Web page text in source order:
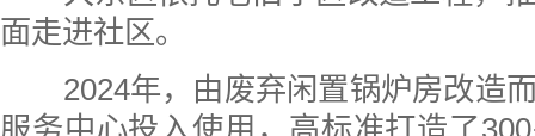
面走进社区。
2024年，由废弃闲置锅炉房改造
服务中心投入使用，高标准打造了